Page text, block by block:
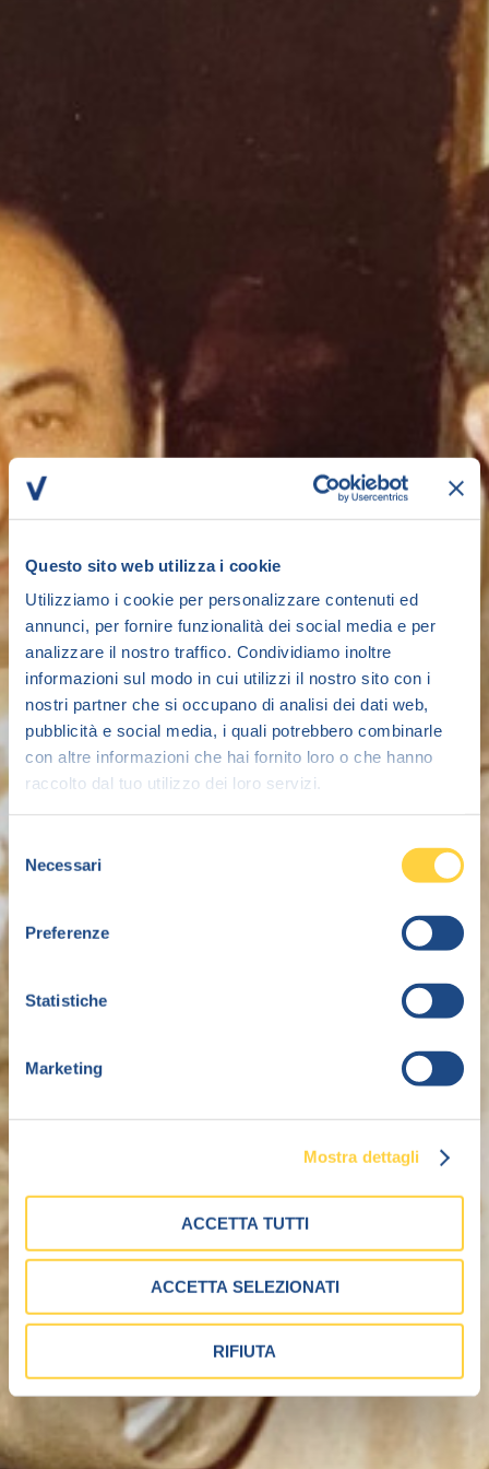
Questo sito web utilizza i cookie
Utilizziamo i cookie per personalizzare contenuti ed
annunci, per fornire funzionalità dei social media e per
analizzare il nostro traffico. Condividiamo inoltre
informazioni sul modo in cui utilizzi il nostro sito con i
nostri partner che si occupano di analisi dei dati web,
pubblicità e social media, i quali potrebbero combinarle
con altre informazioni che hai fornito loro o che hanno
raccolto dal tuo utilizzo dei loro servizi.
Selezione
del
consenso
Necessari
Preferenze
Statistiche
Marketing
Mostra dettagli
ACCETTA TUTTI
ACCETTA SELEZIONATI
RIFIUTA